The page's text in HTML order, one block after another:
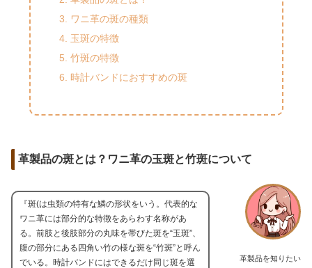
ワニ革の斑の種類
玉斑の特徴
竹斑の特徴
時計バンドにおすすめの斑
革製品の斑とは？ワニ革の玉斑と竹斑について
革製品を知りたい
『斑(は虫類の特有な鱗の形状をいう。代表的な
ワニ革には部分的な特徴をあらわす名称があ
る。前肢と後肢部分の丸味を帯びた斑を“玉斑”、
腹の部分にある四角い竹の様な斑を“竹斑”と呼ん
でいる。時計バンドにはできるだけ同じ斑を選